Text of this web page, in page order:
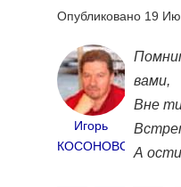
Опубликовано 19
Игорь
КОСОНОВСКИЙ
Вне
А